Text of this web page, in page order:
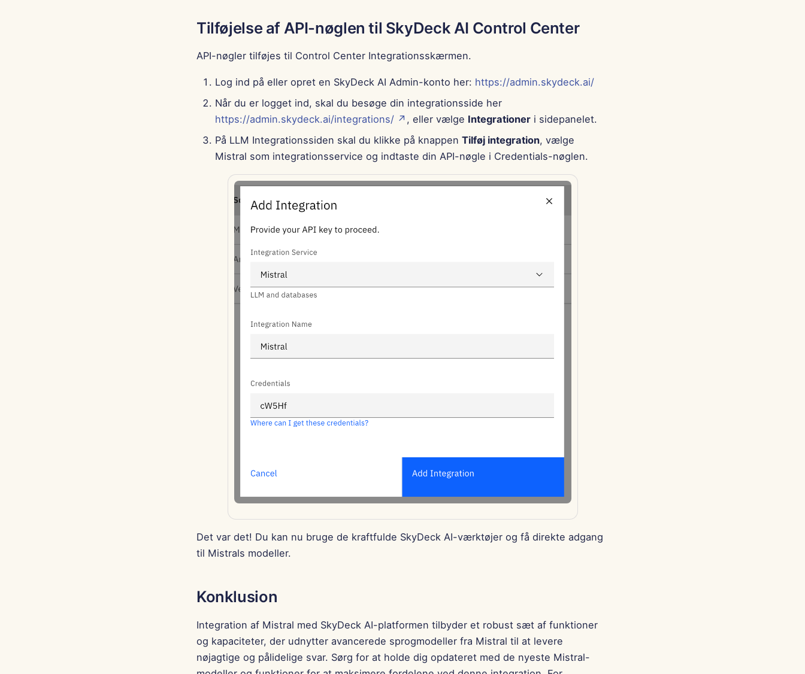
Tilføjelse af API-nøglen til SkyDeck AI Control Center
API-nøgler tilføjes til Control Center Integrationsskærmen.
Log ind på eller opret en SkyDeck AI Admin-konto her: https://admin.skydeck.ai/
Når du er logget ind, skal du besøge din integrationsside her
https://admin.skydeck.ai/integrations/ ↗ , eller vælge Integrationeri sidepanelet.
På LLM Integrationssiden skal du klikke på knappen Tilføj integration, vælge
Mistral som integrationsservice og indtaste din API-nøgle i Credentials-nøglen.
Det var det! Du kan nu bruge de kraftfulde SkyDeck AI-værktøjer og få direkte adgang
til Mistrals modeller.
Konklusion
Integration af Mistral med SkyDeck AI-platformen tilbyder et robust sæt af funktioner
og kapaciteter, der udnytter avancerede sprogmodeller fra Mistral til at levere
nøjagtige og pålidelige svar. Sørg for at holde dig opdateret med de nyeste Mistral-